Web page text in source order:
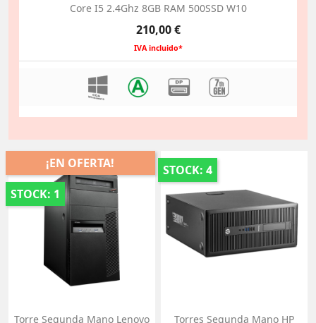
Core I5 2.4Ghz 8GB RAM 500SSD W10
Precio
210,00 €
IVA incluido*
¡EN OFERTA!
STOCK: 1
Torre Segunda Mano Lenovo
STOCK: 4
Torres Segunda Mano HP